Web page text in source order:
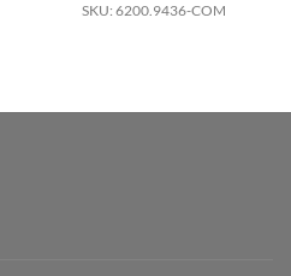
SKU: 6200.9436-COM